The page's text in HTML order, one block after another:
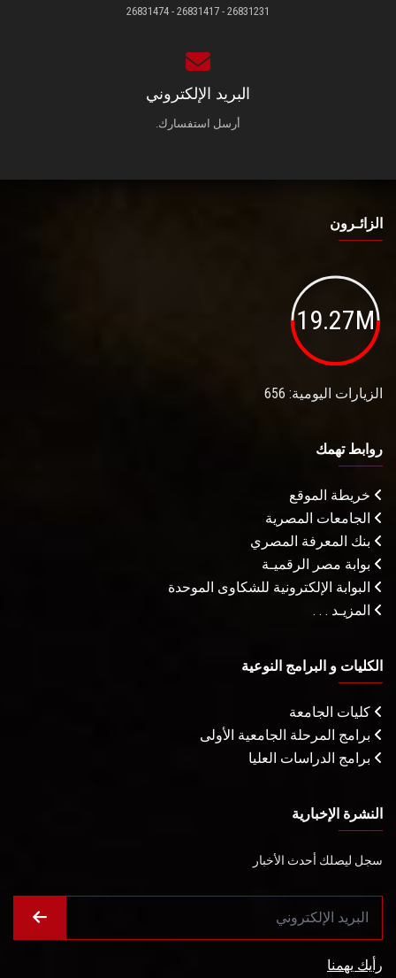
26831231 - 26831417 - 26831474
البريد الإلكتروني
أرسل استفسارك.
الزائـرون
19.27M
الزيارات اليومية: 656
روابط تهمك
خريطة الموقع
الجامعات المصرية
بنك المعرفة المصري
بوابة مصر الرقميـة
البوابة الإلكترونية للشكاوى الموحدة
المزيـد . . .
الكليات و البرامج النوعية
كليات الجامعة
برامج المرحلة الجامعية الأولى
برامج الدراسات العليا
النشرة الإخبارية
سجل ليصلك أحدث الأخبار
رأيك يهمنا